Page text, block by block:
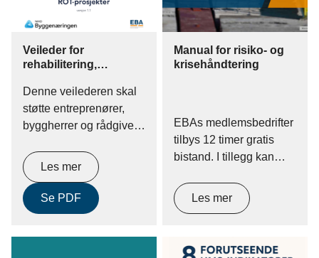
Veileder for
rehabilitering,
ROT-prosjekter
Denne veilederen skal
støtte entreprenører,
byggherrer og rådgivere
Rehabilitering,
Ombygging og Tilbygg
(ROT) av bygg, med
særlig vekt på tidligfase
Les mer
Se PDF
Manual for risiko- og
krisehåndtering
EBAs medlemsbedrifter
tilbys 12 timer gratis
bistand. I tillegg kan
EBAs manual for risiko-
og krisehåndtering.
Les mer